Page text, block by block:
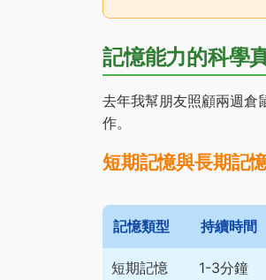
記憶能力的科學
去年我幫朋友照顧兩週倉
作。
短期記憶與長期記
記憶類型 持續時間
短期記憶 1-3分鐘